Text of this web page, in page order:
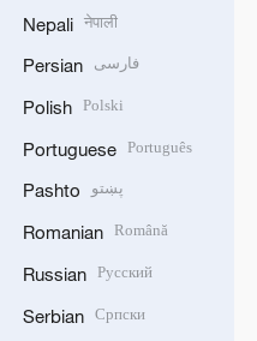
Nepali नेपाली
Persian فارسی
Polish Polski
Portuguese Português
Pashto پښتو
Romanian Română
Russian Русский
Serbian Српски